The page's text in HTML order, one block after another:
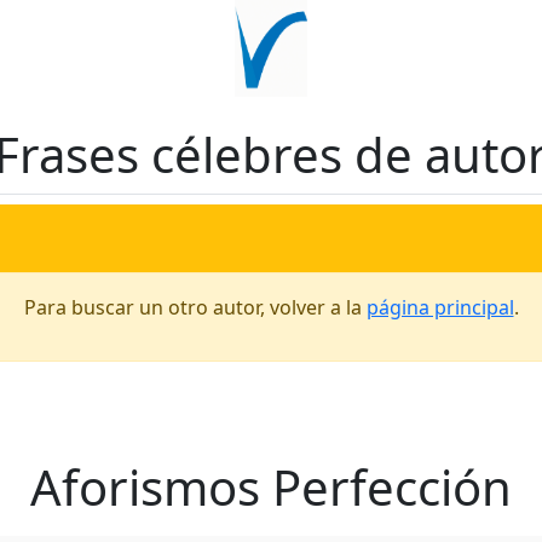
célebres de
Para buscar un otro autor, volver a la página principal.
Aforismos Perfección